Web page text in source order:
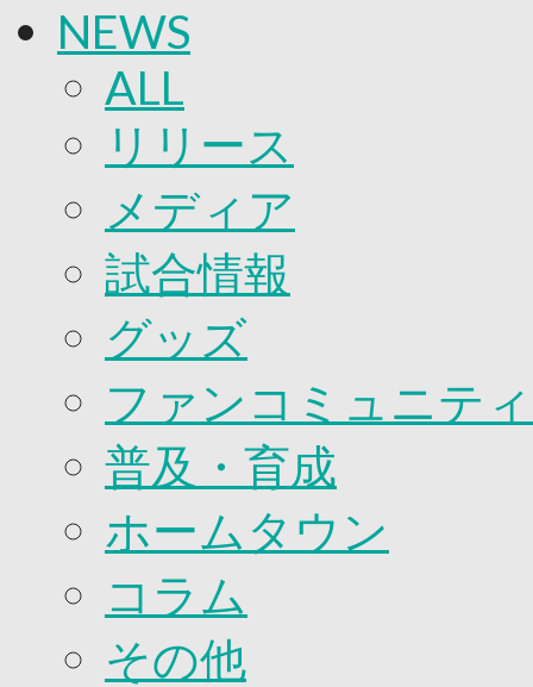
2026/27
練習見学時のファンサービスについて
奈良クラブ明治安田J3リーグ2026/27シーズン試
奈良クラブ明治安田Ｊ3リーグ 2026/27シーズン
観戦ルール＆マナー
FANCOMMUNITY
2026/27ファンコミュニティ
サポートショップ
オフィシャルストア（実店舗）
オンラインストア
ACADEMY
アカデミーについて
プロジェクト
コーチ&スタッフ
ジュニア
ジュニアユース
ユース
練習拠点（ナラディーア）
SCHOOL
CLUB
パートナー募集
クラブ理念
クラブ情報
サステナビリティ
NEWS
ALL
リリース
メディア
試合情報
グッズ
ファンコミュニティ
普及・育成
ホームタウン
コラム
その他